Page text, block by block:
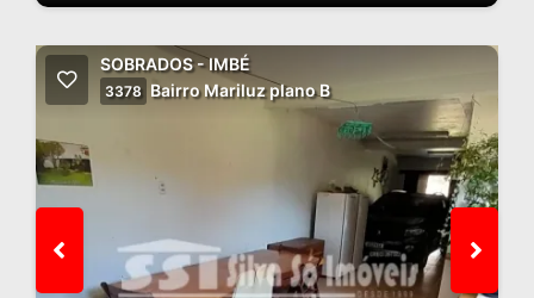
SOBRADOS - IMBÉ
3378 Bairro Mariluz plano B